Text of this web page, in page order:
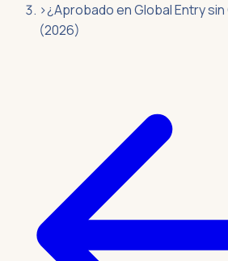
›¿Aprobado en Global Entry
(2026)